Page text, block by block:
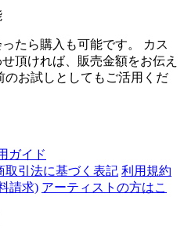
たら購入も可能です。 カス
頂ければ、販売金額をお伝え
のお試しとしてもご活用くだ
ガイド
取引法に基づく表記 利用規約
請求) アーティストの方はこ